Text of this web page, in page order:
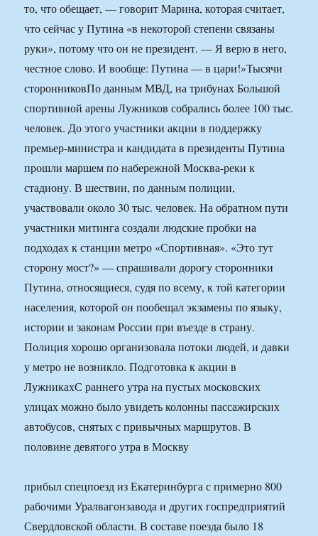
то, что обещает, — говорит Марина, которая считает,
что сейчас у Путина «в некоторой степени связаны
руки», потому что он не президент. — Я верю в него,
честное слово. И вообще: Путина — в цари!»Тысячи
сторонниковПо данным МВД, на трибунах Большой
спортивной арены Лужников собрались более 100 тыс.
человек. До этого участники акции в поддержку
премьер-министра и кандидата в президенты Путина
прошли маршем по набережной Москва-реки к
стадиону. В шествии, по данным полиции,
участвовали около 30 тыс. человек. На обратном пути
участники митинга создали людские пробки на
подходах к станции метро «Спортивная». «Это тут
сторону мост?» — спрашивали дорогу сторонники
Путина, относящиеся, судя по всему, к той категории
населения, которой он пообещал экзамены по языку,
истории и законам России при въезде в страну.
Полиция хорошо организовала потоки людей, и давки
у метро не возникло. Подготовка к акции в
ЛужникахС раннего утра на пустых московских
улицах можно было увидеть колонны пассажирских
автобусов, снятых с привычных маршрутов. В
половине девятого утра в Москву
прибыл спецпоезд из Екатеринбурга с примерно 800
рабочими Уралвагонзавода и других госпредприятий
Свердловской области. В составе поезда было 18